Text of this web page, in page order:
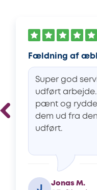
Fældning af
Super god
udført
pænt og
dem ud fra
udført.
Jonas M.